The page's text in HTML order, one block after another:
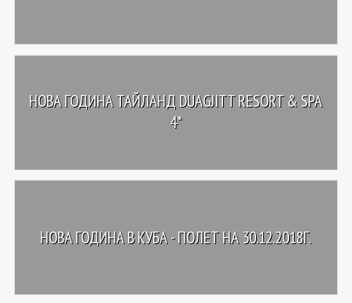
НОВА ГОДИНА ТАЙЛАНД DUAGJITT RESORT & SPA
4*
НОВА ГОДИНА В КУБА - ПОЛЕТ НА 30.12.2018Г.